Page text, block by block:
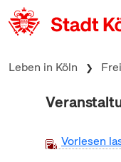
zum Inhalt springen
Leben in Köln
Vorlesen